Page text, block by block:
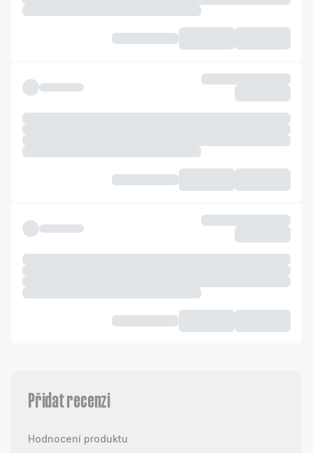
Přidat recenzi
Hodnocení produktu